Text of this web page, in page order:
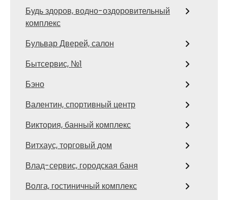
Будь здоров, водно-оздоровительный
комплекс
Бульвар Дверей, салон
Бытсервис, №1
Бэно
Валентин, спортивный центр
Виктория, банный комплекс
Витхаус, торговый дом
Влад-сервис, городская баня
Волга, гостиничный комплекс